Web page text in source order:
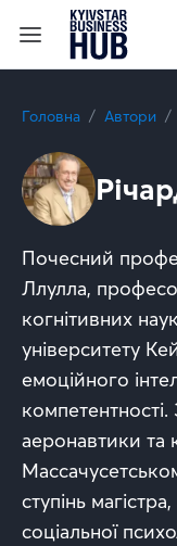
Головна Автори
Почесний
Ллулла,
когнітивних
університету
емоційного
аеронавтики та
ступінь
соціальної